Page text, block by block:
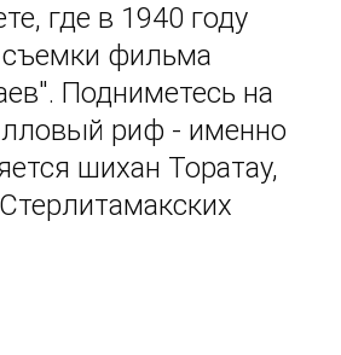
где в 1940 году
фильма
Подниметесь на
риф - именно
шихан Торатау,